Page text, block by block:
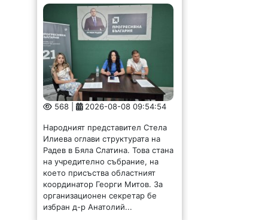
568 | 2026-08-08 09:54:54
Народният представител Стела
Илиева оглави структурата на
Радев в Бяла Слатина. Това стана
на учредително събрание, на
което присъства областният
координатор Георги Митов. За
организационен секретар бе
избран д-р Анатолий...